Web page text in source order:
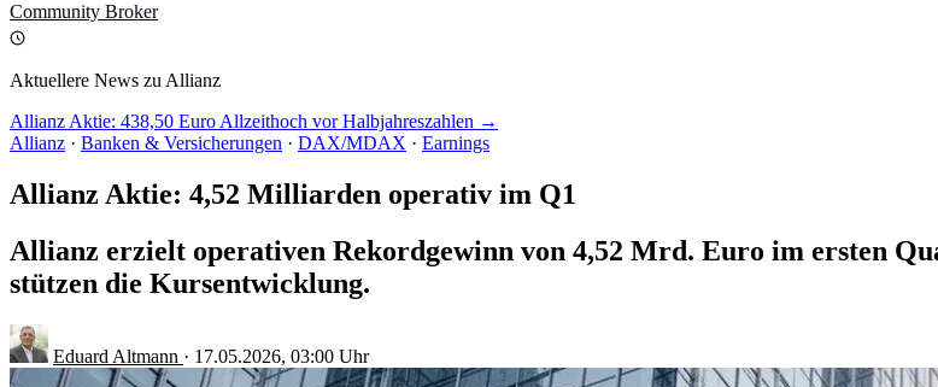
Community Broker
Aktuellere News zu Allianz
Allianz Aktie: 438,50 Euro Allzeithoch vor Halbjahreszahlen →
Allianz · Banken & Versicherungen · DAX/MDAX · Earnings
Allianz Aktie: 4,52 Milliarden operativ im Q1
Allianz erzielt operativen Rekordgewinn von 4,52 Mrd. Euro im ersten
stützen die Kursentwicklung.
Eduard Altmann · 17.05.2026, 03:00 Uhr